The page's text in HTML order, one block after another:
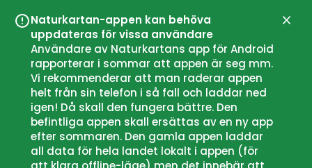
Naturkartan-appen kan behöva
uppdateras för vissa användare
Användare av Naturkartans app för Android
rapporterar i sommar att appen är seg mm.
Vi rekommenderar att man raderar appen
helt från sin telefon i så fall och laddar ned
igen! Då skall den fungera bättre. Den
befintliga appen skall ersättas av en ny app
efter sommaren. Den gamla appen laddar
all data för hela landet lokalt i appen (för